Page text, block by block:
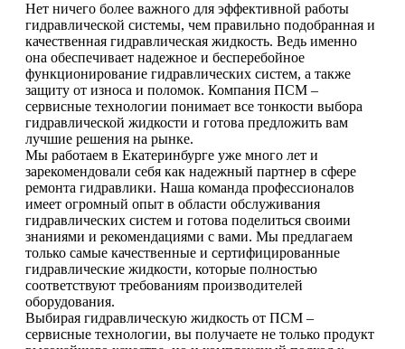
Нет ничего более важного для эффективной работы
гидравлической системы, чем правильно подобранная и
качественная гидравлическая жидкость. Ведь именно
она обеспечивает надежное и бесперебойное
функционирование гидравлических систем, а также
защиту от износа и поломок. Компания ПСМ –
сервисные технологии понимает все тонкости выбора
гидравлической жидкости и готова предложить вам
лучшие решения на рынке.
Мы работаем в Екатеринбурге уже много лет и
зарекомендовали себя как надежный партнер в сфере
ремонта гидравлики. Наша команда профессионалов
имеет огромный опыт в области обслуживания
гидравлических систем и готова поделиться своими
знаниями и рекомендациями с вами. Мы предлагаем
только самые качественные и сертифицированные
гидравлические жидкости, которые полностью
соответствуют требованиям производителей
оборудования.
Выбирая гидравлическую жидкость от ПСМ –
сервисные технологии, вы получаете не только продукт